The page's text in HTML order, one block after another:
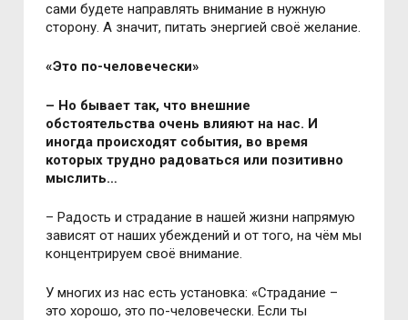
сами будете направлять внимание в нужную
сторону. А значит, питать энергией своё желание.
«Это по-человечески»
– Но бывает так, что внешние
обстоятельства очень влияют на нас. И
иногда происходят события, во время
которых трудно радоваться или позитивно
мыслить…
– Радость и страдание в нашей жизни напрямую
зависят от наших убеждений и от того, на чём мы
концентрируем своё внимание.
У многих из нас есть установка: «Страдание –
это хорошо, это по-человечески. Если ты